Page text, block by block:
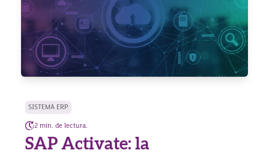
SISTEMA ERP
2 min. de lectura.
SAP Activate: la